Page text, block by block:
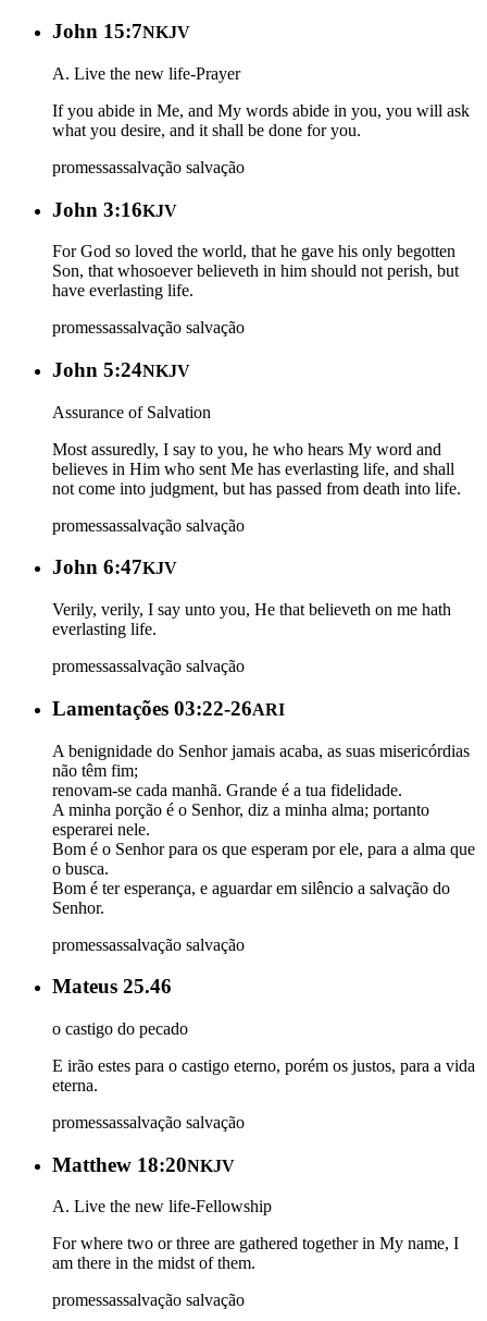
John 15:7NKJV
A. Live the new life-Prayer
If you abide in Me, and My words abide in you, you will ask
what you desire, and it shall be done for you.
promessassalvação salvação
John 3:16KJV
For God so loved the world, that he gave his only begotten
Son, that whosoever believeth in him should not perish, but
have everlasting life.
promessassalvação salvação
John 5:24NKJV
Assurance of Salvation
Most assuredly, I say to you, he who hears My word and
believes in Him who sent Me has everlasting life, and shall
not come into judgment, but has passed from death into life.
promessassalvação salvação
John 6:47KJV
Verily, verily, I say unto you, He that believeth on me hath
everlasting life.
promessassalvação salvação
Lamentações 03:22-26ARI
A benignidade do Senhor jamais acaba, as suas misericórdias
não têm fim;
renovam-se cada manhã. Grande é a tua fidelidade.
A minha porção é o Senhor, diz a minha alma; portanto
esperarei nele.
Bom é o Senhor para os que esperam por ele, para a alma que
o busca.
Bom é ter esperança, e aguardar em silêncio a salvação do
Senhor.
promessassalvação salvação
Mateus 25.46
o castigo do pecado
E irão estes para o castigo eterno, porém os justos, para a vida
eterna.
promessassalvação salvação
Matthew 18:20NKJV
A. Live the new life-Fellowship
For where two or three are gathered together in My name, I
am there in the midst of them.
promessassalvação salvação